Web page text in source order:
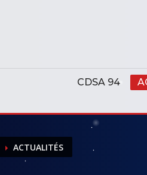
CDSA 94
ACTUALITÉS